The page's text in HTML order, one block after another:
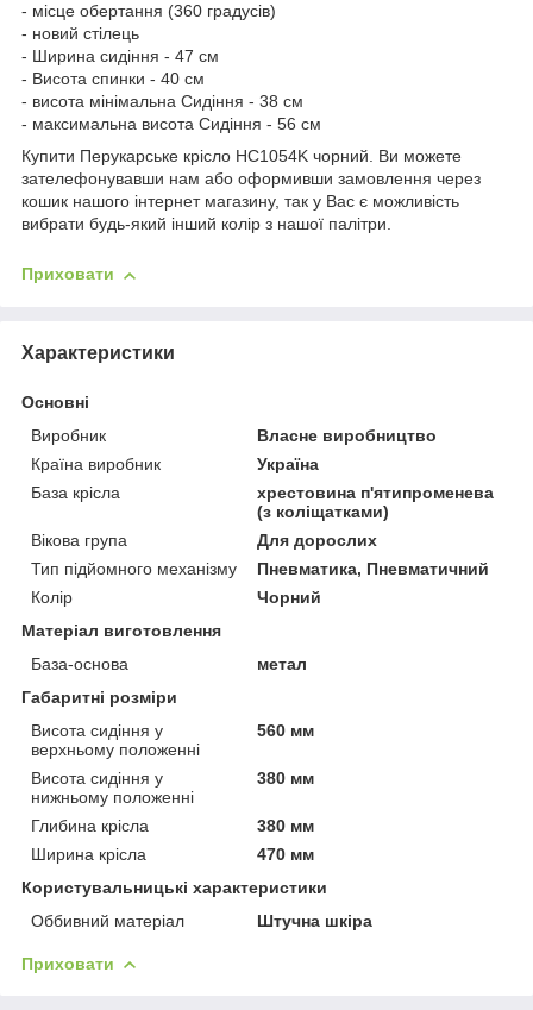
- місце обертання (360 градусів)
- новий стілець
- Ширина сидіння - 47 см
- Висота спинки - 40 см
- висота мінімальна Сидіння - 38 см
- максимальна висота Сидіння - 56 см
Купити Перукарське крісло HC1054K чорний. Ви можете
зателефонувавши нам або оформивши замовлення через
кошик нашого інтернет магазину, так у Вас є можливість
вибрати будь-який інший колір з нашої палітри.
Приховати
Характеристики
Основні
Виробник
Власне виробництво
Країна виробник
Україна
База крісла
хрестовина п'ятипроменева
(з коліщатками)
Вікова група
Для дорослих
Тип підйомного механізму
Пневматика, Пневматичний
Колір
Чорний
Матеріал виготовлення
База-основа
метал
Габаритні розміри
Висота сидіння у
верхньому положенні
560 мм
Висота сидіння у
нижньому положенні
380 мм
Глибина крісла
380 мм
Ширина крісла
470 мм
Користувальницькі характеристики
Оббивний матеріал
Штучна шкіра
Приховати